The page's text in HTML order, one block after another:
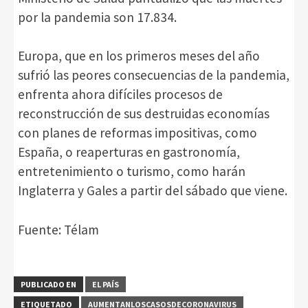
por la pandemia son 17.834.
Europa, que en los primeros meses del año
sufrió las peores consecuencias de la pandemia,
enfrenta ahora difíciles procesos de
reconstrucción de sus destruidas economías
con planes de reformas impositivas, como
España, o reaperturas en gastronomía,
entretenimiento o turismo, como harán
Inglaterra y Gales a partir del sábado que viene.
Fuente: Télam
PUBLICADO EN
EL PAÍS
ETIQUETADO
AUMENTANLOSCASOSDECORONAVIRUS